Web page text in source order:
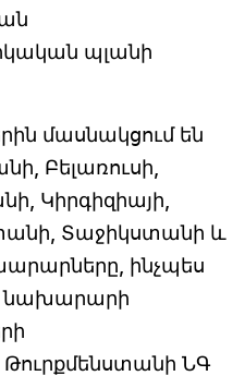
պլանի
մասնակցում են
Բելառուսի,
Կիրգիզիայի,
Տաջիկստանի և
ինչպես
նախարարի
ՆԳ